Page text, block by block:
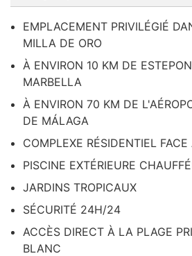
EMPLACEMENT PRIVILÉGIÉ
MILLA DE ORO
À ENVIRON 10 KM DE
MARBELLA
À ENVIRON 70 KM DE
DE MÁLAGA
COMPLEXE RÉSIDENTIEL
PISCINE EXTÉRIEURE
JARDINS TROPICAUX
SÉCURITÉ 24H/24
ACCÈS DIRECT À LA PLAGE
BLANC